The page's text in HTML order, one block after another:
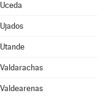
Uceda
Ujados
Utande
Valdarachas
Valdearenas